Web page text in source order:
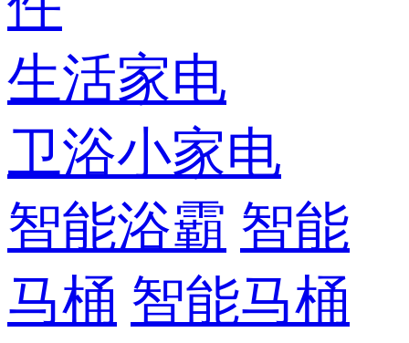
生活家电
卫浴小家电
智能浴霸 智能
马桶 智能马桶